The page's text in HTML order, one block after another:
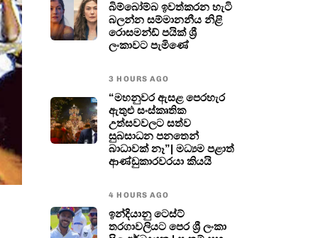
බිම්බෝම්බ ඉවත්කරන හැටි
බලන්න සම්මානනීය නිළි
රොසමන්ඩ් පයික් ශ්‍රී
ලංකාවට පැමිණේ
3 HOURS AGO
“මහනුවර ඇසළ පෙරහැර
ඇතුළු සංස්කෘතික
උත්සවවලට සත්ව
සුබසාධන පනතෙන්
බාධාවක් නෑ”| මධ්‍යම පළාත්
ආණ්ඩුකාරවරයා කියයි
4 HOURS AGO
ඉන්දියානු ටෙස්ට්
තරගාවලියට පෙර ශ්‍රී ලංකා